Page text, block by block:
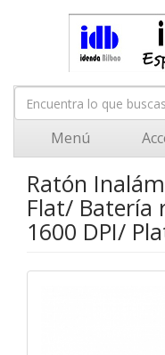
Menú
Ratón
Flat/ Batería
1600 DPI/